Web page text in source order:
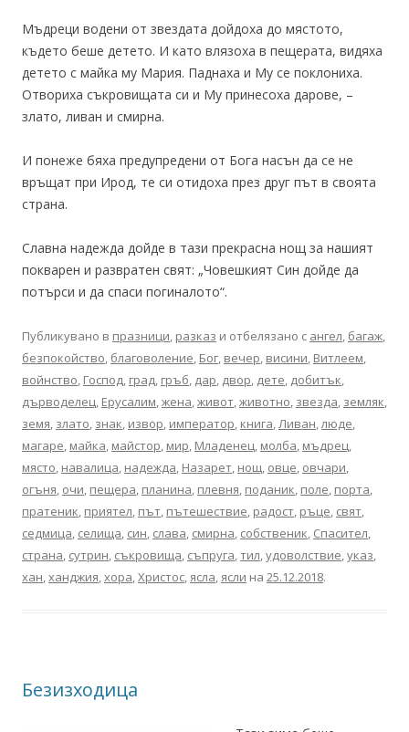
Мъдреци водени от звездата дойдоха до мястото,
където беше детето. И като влязоха в пещерата, видяха
детето с майка му Мария. Паднаха и Му се поклониха.
Отвориха съкровищата си и Му принесоха дарове, –
злато, ливан и смирна.
И понеже бяха предупредени от Бога насън да се не
връщат при Ирод, те си отидоха през друг път в своята
страна.
Славна надежда дойде в тази прекрасна нощ за нашият
покварен и развратен свят: „Човешкият Син дойде да
потърси и да спаси погиналото“.
Публикувано в празници, разказ и отбелязано с ангел, багаж,
безпокойство, благоволение, Бог, вечер, висини, Витлеем,
войнство, Господ, град, гръб, дар, двор, дете, добитък,
дърводелец, Ерусалим,жена,живот,животно, звезда, земляк,
земя, злато, знак, извор, император, книга,Ливан,люде,
магаре, майка, майстор, мир, Младенец, молба, мъдрец,
място, навалица, надежда, Назарет, нощ, овце, овчари,
огъня, очи, пещера, планина, плевня, поданик, поле, порта,
пратеник, приятел, път, пътешествие, радост, ръце, свят,
седмица, селища, син, слава, смирна, собственик, Спасител,
страна, сутрин, съкровища, съпруга,тил,удоволствие,указ,
хан,ханджия,хора,Христос,ясла,ясли на 25.12.2018.
Безизходица